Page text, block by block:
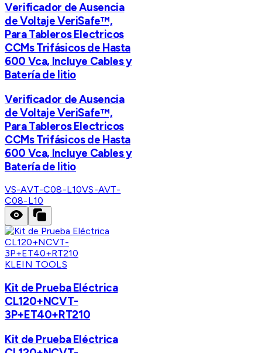
Verificador de Ausencia
de Voltaje VeriSafe™,
Para Tableros Electricos
CCMs Trifásicos de Hasta
600 Vca, Incluye Cables y
Batería de litio
Verificador de Ausencia
de Voltaje VeriSafe™,
Para Tableros Electricos
CCMs Trifásicos de Hasta
600 Vca, Incluye Cables y
Batería de litio
VS-AVT-C08-L10VS-AVT-
C08-L10
KLEIN TOOLS
Kit de Prueba Eléctrica
CL120+NCVT-
3P+ET40+RT210
Kit de Prueba Eléctrica